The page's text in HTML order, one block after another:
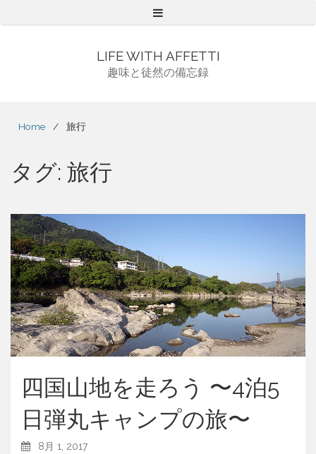
Menu
LIFE WITH AFFETTI
趣味と徒然の備忘録
Home / 旅行
タグ: 旅行
四国山地を走ろう 〜4泊5
日弾丸キャンプの旅〜
8月 1, 2017